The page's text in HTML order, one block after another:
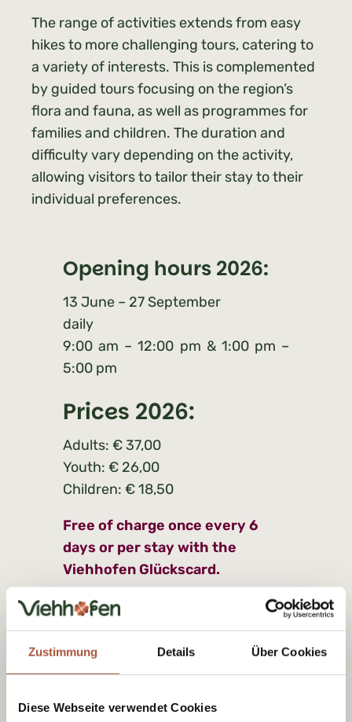
Zustimmung Details Über Cookies
Diese Webseite verwendet Cookies
The range of activities extends from easy
hikes to more challenging tours, catering to
a variety of interests. This is complemented
by guided tours focusing on the region’s
flora and fauna, as well as programmes for
families and children. The duration and
difficulty vary depending on the activity,
allowing visitors to tailor their stay to their
individual preferences.
Opening hours 2026:
13 June – 27 September
daily
9:00 am – 12:00 pm & 1:00 pm –
5:00 pm
Prices 2026:
Adults: € 37,00
Youth: € 26,00
Children: € 18,50
Free of charge once every 6
days or per stay with the
Viehhofen Glückscard.
Contact:
5723 Uttendorf